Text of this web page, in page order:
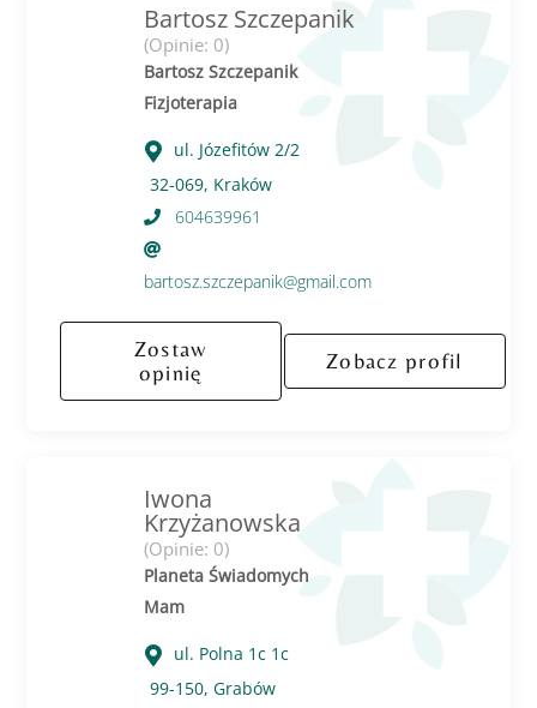
Bartosz Szczepanik
(Opinie: 0)
Bartosz Szczepanik
Fizjoterapia
ul. Józefitów 2/2
32-069, Kraków
604639961
bartosz.szczepanik@gmail.com
Zostaw
opinię
Zobacz profil
Iwona
Krzyżanowska
(Opinie: 0)
Planeta Świadomych
Mam
ul. Polna 1c 1c
99-150, Grabów